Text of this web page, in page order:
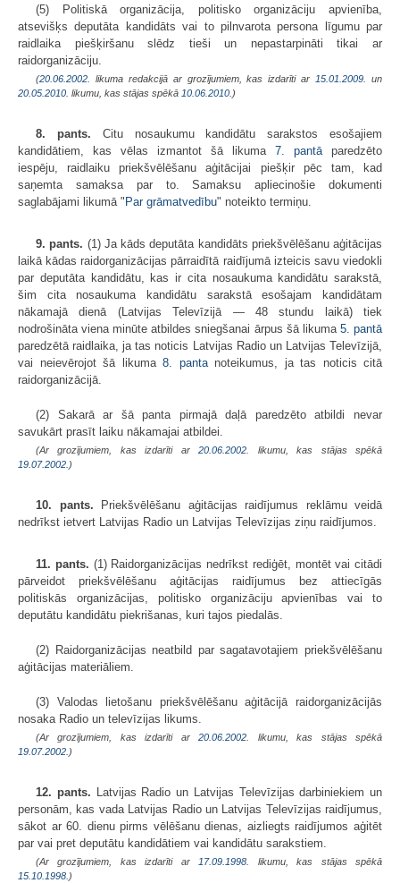
(5) Politiskā organizācija, politisko organizāciju apvienība,
atsevišķs deputāta kandidāts vai to pilnvarota persona līgumu par
raidlaika piešķiršanu slēdz tieši un nepastarpināti tikai ar
raidorganizāciju.
(20.06.2002. likuma redakcijā ar grozījumiem, kas izdarīti ar15.01.2009. un
20.05.2010. likumu, kas stājas spēkā 10.06.2010.)
8. pants. Citu nosaukumu kandidātu sarakstos esošajiem
kandidātiem, kas vēlas izmantot šā likuma 7. pantāparedzēto
iespēju, raidlaiku priekšvēlēšanu aģitācijai piešķir pēc tam, kad
saņemta samaksa par to. Samaksu apliecinošie dokumenti
saglabājami likumā " Par grāmatvedību" noteikto termiņu.
9. pants. (1) Ja kāds deputāta kandidāts priekšvēlēšanu aģitācijas
laikā kādas raidorganizācijas pārraidītā raidījumā izteicis savu viedokli
par deputāta kandidātu, kas ir cita nosaukuma kandidātu sarakstā,
šim cita nosaukuma kandidātu sarakstā esošajam kandidātam
nākamajā dienā (Latvijas Televīzijā — 48 stundu laikā) tiek
nodrošināta viena minūte atbildes sniegšanai ārpus šā likuma 5. pantā
paredzētā raidlaika, ja tas noticis Latvijas Radio un Latvijas Televīzijā,
vai neievērojot šā likuma 8. pantanoteikumus, ja tas noticis citā
raidorganizācijā.
(2) Sakarā ar šā panta pirmajā daļā paredzēto atbildi nevar
savukārt prasīt laiku nākamajai atbildei.
(Ar grozījumiem, kas izdarīti ar20.06.2002. likumu, kas stājas spēkā
19.07.2002.)
10. pants. Priekšvēlēšanu aģitācijas raidījumus reklāmu veidā
nedrīkst ietvert Latvijas Radio un Latvijas Televīzijas ziņu raidījumos.
11. pants. (1) Raidorganizācijas nedrīkst rediģēt, montēt vai citādi
pārveidot priekšvēlēšanu aģitācijas raidījumus bez attiecīgās
politiskās organizācijas, politisko organizāciju apvienības vai to
deputātu kandidātu piekrišanas, kuri tajos piedalās.
(2) Raidorganizācijas neatbild par sagatavotajiem priekšvēlēšanu
aģitācijas materiāliem.
(3) Valodas lietošanu priekšvēlēšanu aģitācijā raidorganizācijās
nosaka Radio un televīzijas likums.
(Ar grozījumiem, kas izdarīti ar20.06.2002. likumu, kas stājas spēkā
19.07.2002.)
12. pants. Latvijas Radio un Latvijas Televīzijas darbiniekiem un
personām, kas vada Latvijas Radio un Latvijas Televīzijas raidījumus,
sākot ar 60. dienu pirms vēlēšanu dienas, aizliegts raidījumos aģitēt
par vai pret deputātu kandidātiem vai kandidātu sarakstiem.
(Ar grozījumiem, kas izdarīti ar17.09.1998. likumu, kas stājas spēkā
15.10.1998.)